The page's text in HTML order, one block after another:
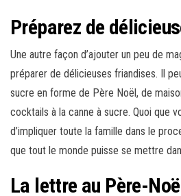
Préparez de
Une autre façon d’ajouter un peu de
préparer de délicieuses friandises. Il
sucre en forme de Père Noël, de
cocktails à la canne à sucre. Quoi que
d’impliquer toute la famille dans le
que tout le monde puisse se mettre
La lettre au Père-